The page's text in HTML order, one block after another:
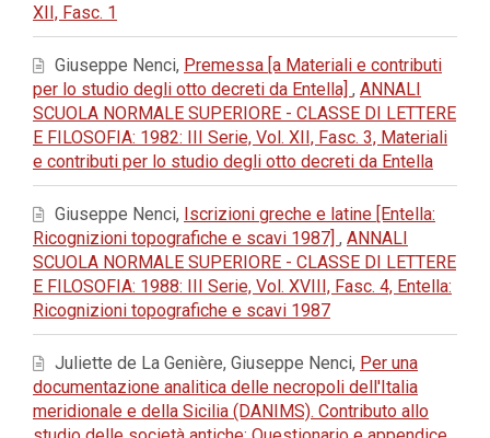
XII, Fasc. 1
Giuseppe Nenci, Premessa [a Materiali e contributi
per lo studio degli otto decreti da Entella] , ANNALI
SCUOLA NORMALE SUPERIORE - CLASSE DI LETTERE
E FILOSOFIA: 1982: III Serie, Vol. XII, Fasc. 3, Materiali
e contributi per lo studio degli otto decreti da Entella
Giuseppe Nenci, Iscrizioni greche e latine [Entella:
Ricognizioni topografiche e scavi 1987] , ANNALI
SCUOLA NORMALE SUPERIORE - CLASSE DI LETTERE
E FILOSOFIA: 1988: III Serie, Vol. XVIII, Fasc. 4, Entella:
Ricognizioni topografiche e scavi 1987
Juliette de La Genière, Giuseppe Nenci, Per una
documentazione analitica delle necropoli dell'Italia
meridionale e della Sicilia (DANIMS). Contributo allo